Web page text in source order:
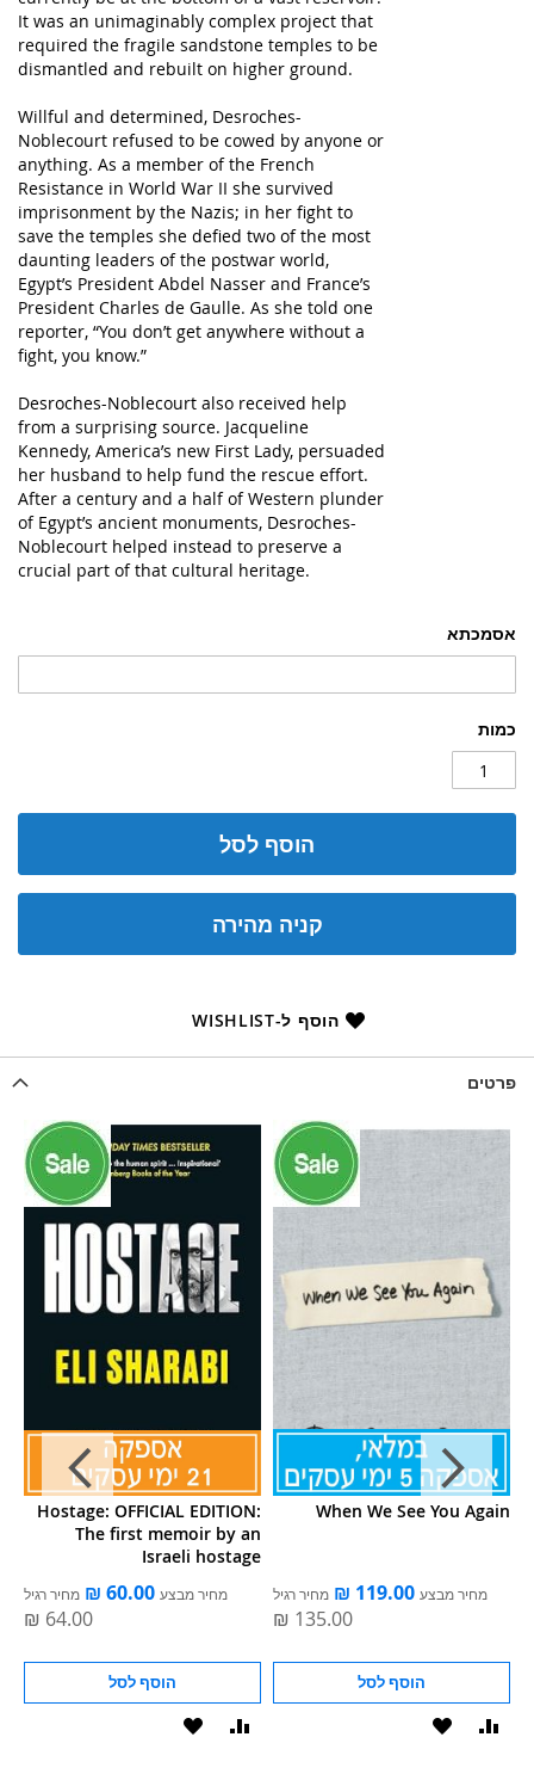
אסמכתא
כמות
הוסף לסל
קניה מהירה
הוסף ל-WISHLIST
It was an unimaginably complex project that
required the fragile sandstone temples to be
dismantled and rebuilt on higher ground.
Willful and determined, Desroches-
Noblecourt refused to be cowed by anyone or
anything. As a member of the French
Resistance in World War II she survived
imprisonment by the Nazis; in her fight to
save the temples she defied two of the most
daunting leaders of the postwar world,
Egypt’s President Abdel Nasser and France’s
President Charles de Gaulle. As she told one
reporter, “You don’t get anywhere without a
fight, you know.”
Desroches-Noblecourt also received help
from a surprising source. Jacqueline
Kennedy, America’s new First Lady, persuaded
her husband to help fund the rescue effort.
After a century and a half of Western plunder
of Egypt’s ancient monuments, Desroches-
Noblecourt helped instead to preserve a
crucial part of that cultural heritage.
פרטים
Hostage: OFFICIAL EDITION:
The first memoir by an
Israeli hostage
מחיר מבצע מחיר רגיל
הוסף לסל
הוסף
When We See You Again
מחיר מבצע מחיר רגיל
הוסף לסל
הוסף